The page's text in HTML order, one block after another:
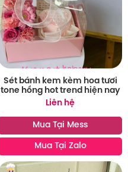
Sét bánh kem kèm hoa tươi
tone hồng hot trend hiện nay
Liên hệ
Mua Tại Mess
Mua Tại Zalo